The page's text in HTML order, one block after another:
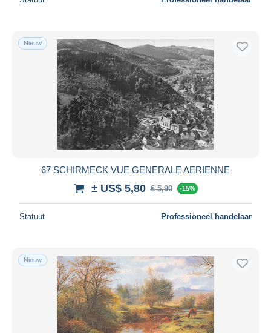
Nieuw
67 SCHIRMECK VUE GENERALE AERIENNE
± US$ 5,80 € 5,90 -15%
Statuut Professioneel handelaar
Nieuw